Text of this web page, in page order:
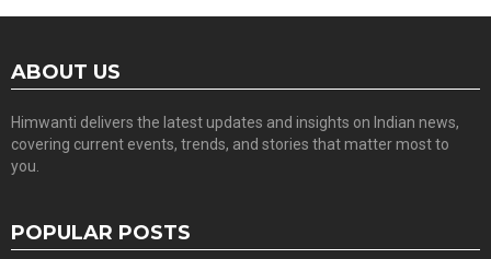
ABOUT US
Himwanti delivers the latest updates and insights on Indian news,
covering current events, trends, and stories that matter most to
you.
POPULAR POSTS